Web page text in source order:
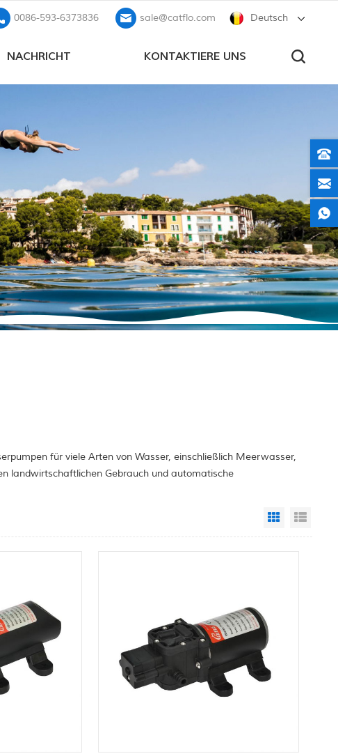
Deutsch
0086-593-6373836 sale@catflo.com
NACHRICHT KONTAKTIERE UNS
für viele Arten von Wasser, einschließlich Meerwasser,
landwirtschaftlichen Gebrauch und automatische
Grid View